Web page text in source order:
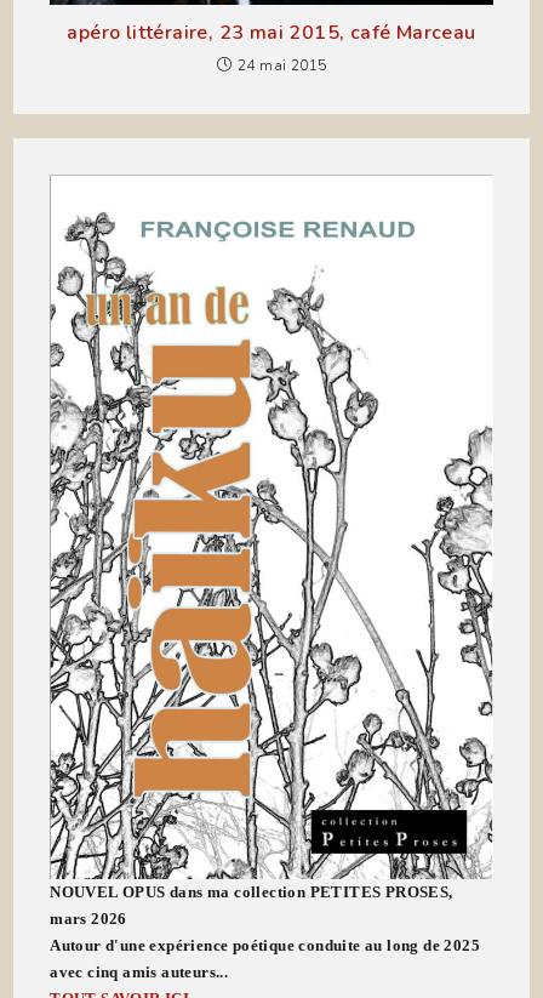
apéro littéraire, 23 mai 2015, café Marceau
24 mai 2015
NOUVEL OPUS dans ma collection PETITES PROSES,
mars 2026
Autour d'une expérience poétique conduite au long de 2025
avec cinq amis auteurs...